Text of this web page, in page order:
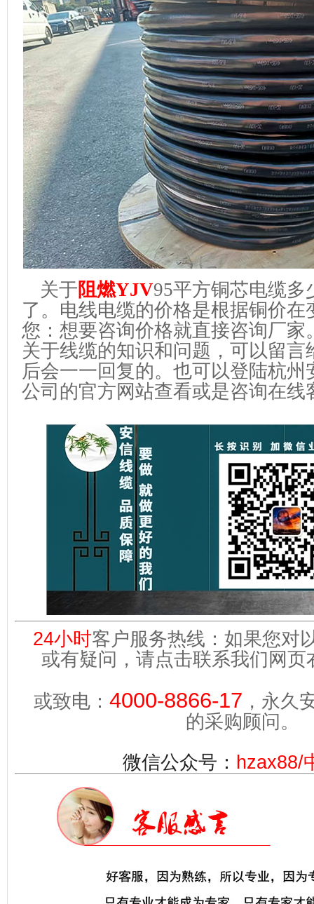
关于阻燃YJV95平方铜芯电缆多
了。电线电缆的价格是根据铜价在
您：想要咨询价格就直接咨询厂家
关于线缆的知识和问题，可以留言
后会一一回复的。也可以登陆杭州
公司的官方网站查看或是咨询在线
24小时客户服务热线：如果您对
或有疑问，请点击联系我们网页
或致电： 4000-8866-17 ，永
的采购顾问。
微信公众号： hzax88/